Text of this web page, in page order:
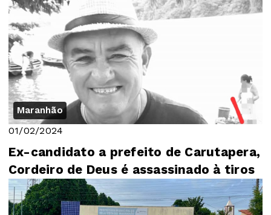
Maranhão
01/02/2024
Ex-candidato a prefeito de Carutapera,
Cordeiro de Deus é assassinado à tiros